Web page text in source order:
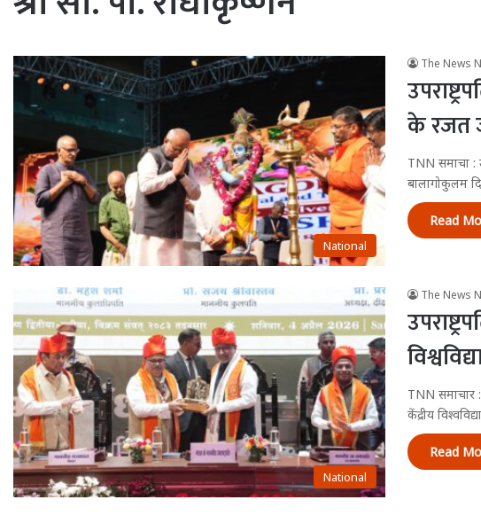
National
The News
के रजत
TNN समाचा :
बालागोकुलम
Read
National
The News
TNN समाचार :
केंद्रीय
Read